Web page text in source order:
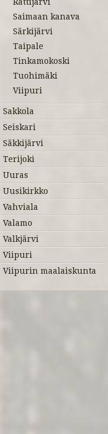
Saimaan kanava
Särkijärvi
Taipale
Tinkamokoski
Tuohimäki
Viipuri
Sakkola
Seiskari
Säkkijärvi
Terijoki
Uuras
Uusikirkko
Vahviala
Valamo
Valkjärvi
Viipuri
Viipurin maalaiskunta